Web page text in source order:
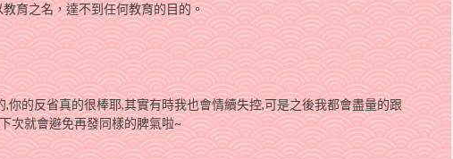
育之名，達不到任何教育的目的。
的反省真的很棒耶,其實有時我也會情續失控,可是之後我都會盡量的跟
次就會避免再發同樣的脾氣啦~